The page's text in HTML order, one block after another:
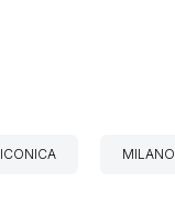
ICONICA MILANO